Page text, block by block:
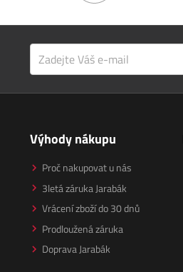
Výhody nákupu
Proč nakupovat u nás
3letá záruka Jarabák
Vrácení zboží do 30 dnů
Prodloužená záruka
Doprava Jarabák